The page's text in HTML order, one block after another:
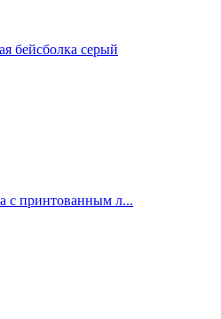
бейсболка серый
с принтованным л...